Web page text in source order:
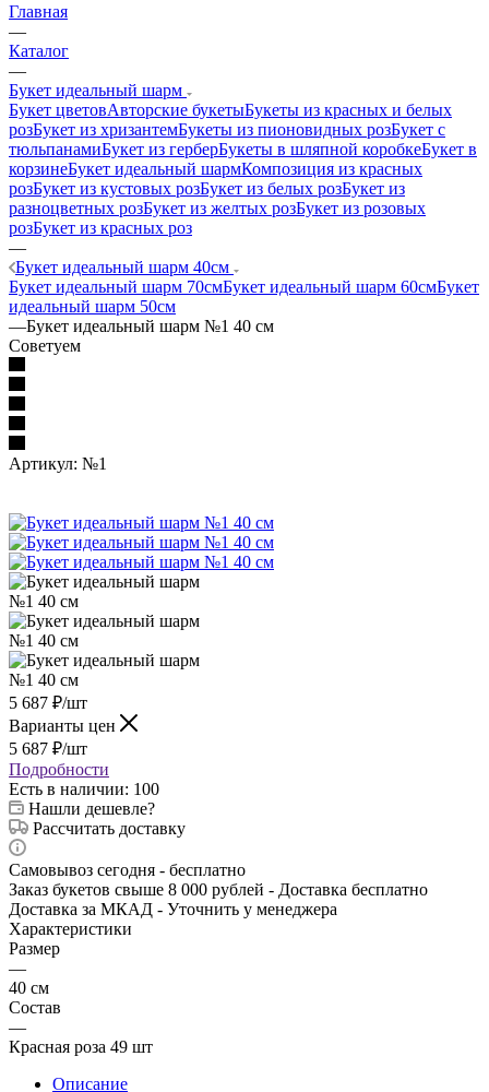
Главная
—
Каталог
—
Букет идеальный шарм
Букет цветовАвторские букетыБукеты из красных и белых
розБукет из хризантемБукеты из пионовидных розБукет с
тюльпанамиБукет из герберБукеты в шляпной коробкеБукет в
корзинеБукет идеальный шармКомпозиция из красных
розБукет из кустовых розБукет из белых розБукет из
разноцветных розБукет из желтых розБукет из розовых
розБукет из красных роз
—
Букет идеальный шарм 40см
Букет идеальный шарм 70смБукет идеальный шарм 60смБукет
идеальный шарм 50см
—Букет идеальный шарм №1 40 см
Советуем
Артикул: №1
5 687 ₽/шт
Варианты цен
5 687 ₽/шт
Подробности
Есть в наличии: 100
Нашли дешевле?
Рассчитать доставку
Самовывоз сегодня - бесплатно
Заказ букетов свыше 8 000 рублей - Доставка бесплатно
Доставка за МКАД - Уточнить у менеджера
Характеристики
Размер
—
40 см
Состав
—
Красная роза 49 шт
Описание